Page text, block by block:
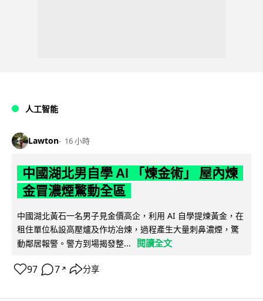
人工智能
Lawton 16 小時
中國湖北男自學 AI 「煉金術」 屋內煉
金冒濃煙驚動全區
中國湖北黃石一名男子見金價高企，利用 AI 自學提煉黃金，在
租住單位私設高壓爐及作坊冶煉，過程產生大量刺鼻濃煙，驚
動鄰居報警。警方到場揭發整...
閱讀全文
97 7 ↗ 分享